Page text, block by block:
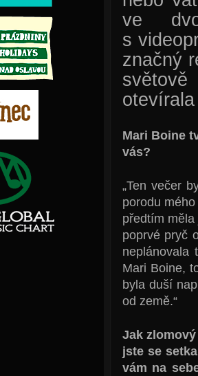
ve
s
značný
Mari Boine
vás?
„Ten večer
porodu
předtím
poprvé pryč
neplánovala
Mari Boine,
byla duší
od země.“
Jak
jste se
vám na